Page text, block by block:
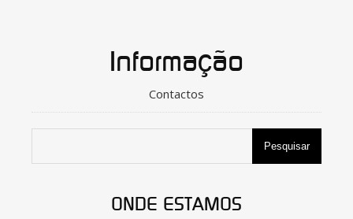
Informação
Contactos
Pesquisar
ONDE ESTAMOS